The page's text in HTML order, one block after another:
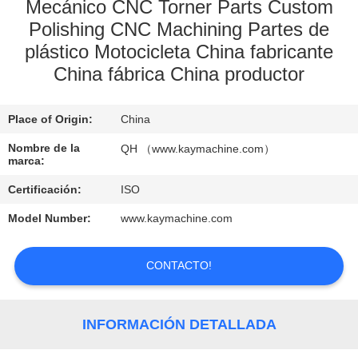
CONTROL
DE
CALIDAD
NOTICIAS
UNA
COTIZACIÓN
Mecánico CNC Torner Parts Custom
Polishing CNC Machining Partes de
plástico Motocicleta China fabricante
China fábrica China productor
Place of Origin: China
Nombre de la
marca:
QH （www.kaymachine.com）
Certificación: ISO
Model Number: www.kaymachine.com
CONTACTO!
INFORMACIÓN DETALLADA